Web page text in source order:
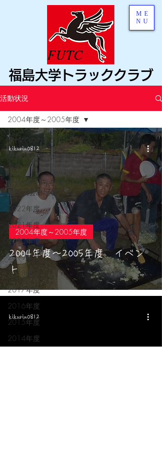
福島大学トラッククラブ
FUTC
ME
NU
活動状況
すべてのカテゴリー
歴代全国大会出場者/中
学生
歴代全国小学生陸上競技
交流大会出場者
2022年度
2021年度
2020年度
2019年度
2018年度
2017年度
2016年度
2015年度
2014年度
2004年度～2005年度
2004年度～2005年度 イベン
ト
2004年度～2005年度
kikurin0812
kikurin0812